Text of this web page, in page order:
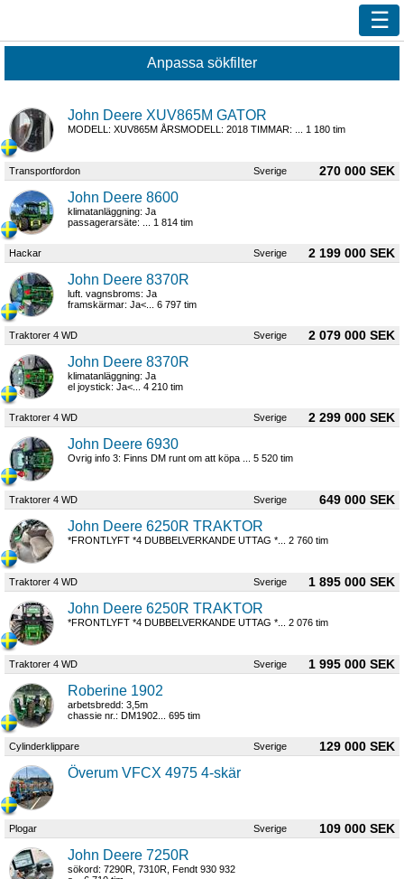
Våra handlare
Efterlys
Bevaka
Annonsera
Kundservice
Logga in
John Deere XUV865M GATOR
MODELL: XUV865M ÅRSMODELL: 2018 TIMMAR: ... 1 180 tim
Transportfordon Sverige 270 000 SEK
John Deere 8600
klimatanläggning: Ja
passagerarsäte: ... 1 814 tim
Hackar Sverige 2 199 000 SEK
John Deere 8370R
luft. vagnsbroms: Ja
framskärmar: Ja<... 6 797 tim
Traktorer 4 WD Sverige 2 079 000 SEK
John Deere 8370R
klimatanläggning: Ja
el joystick: Ja<... 4 210 tim
Traktorer 4 WD Sverige 2 299 000 SEK
John Deere 6930
Ovrig info 3: Finns DM runt om att köpa ... 5 520 tim
Traktorer 4 WD Sverige 649 000 SEK
John Deere 6250R TRAKTOR
*FRONTLYFT *4 DUBBELVERKANDE UTTAG *... 2 760 tim
Traktorer 4 WD Sverige 1 895 000 SEK
John Deere 6250R TRAKTOR
*FRONTLYFT *4 DUBBELVERKANDE UTTAG *... 2 076 tim
Traktorer 4 WD Sverige 1 995 000 SEK
Roberine 1902
arbetsbredd: 3,5m
chassie nr.: DM1902... 695 tim
Cylinderklippare Sverige 129 000 SEK
Överum VFCX 4975 4-skär
Plogar Sverige 109 000 SEK
John Deere 7250R
sökord: 7290R, 7310R, Fendt 930 932